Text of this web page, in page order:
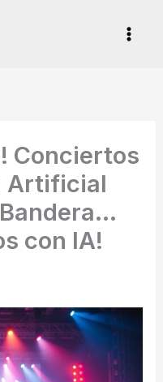
Conciertos
Artificial
con IA!